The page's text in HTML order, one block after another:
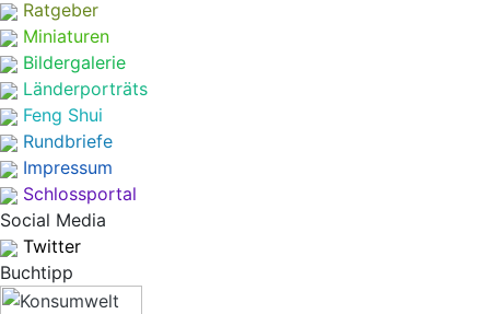
Ratgeber
Miniaturen
Bildergalerie
Länderporträts
Feng Shui
Rundbriefe
Impressum
Schlossportal
Social Media
Twitter
Buchtipp